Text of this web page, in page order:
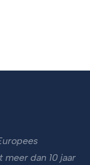
dan 10 jaar